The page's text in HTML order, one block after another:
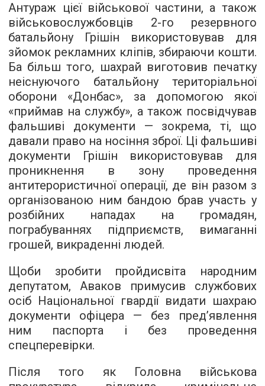
Антураж цієї військової частини, а також
військовослужбовців 2-го резервного
батальйону Грішін використовував для
зйомок рекламних кліпів, збираючи кошти.
Ба більш того, шахрай виготовив печатку
неіснуючого батальйону територіальної
оборони «Донбас», за допомогою якої
«приймав на службу», а також посвідчував
фальшиві документи — зокрема, ті, що
давали право на носіння зброї. Ці фальшиві
документи Грішін використовував для
проникнення в зону проведення
антитерористичної операції, де він разом з
організованою ним бандою брав участь у
розбійних нападах на громадян,
пограбуваннях підприємств, вимаганні
грошей, викраденні людей.
Щоби зробити пройдисвіта народним
депутатом, Аваков примусив службових
осіб Національної гвардії видати шахраю
документи офіцера — без пред’явлення
ним паспорта і без проведення
спецперевірки.
Після того як Головна військова